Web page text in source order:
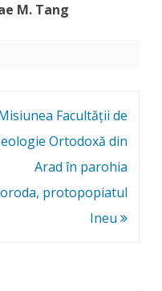
M. Tang
Facultății de
Ortodoxă din
Arad în parohia
protopopiatul
Ineu